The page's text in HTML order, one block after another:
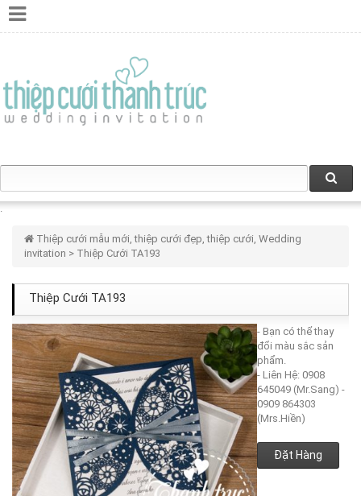
Thiệp cưới mẫu mới, thiệp cưới đẹp, thiệp cưới, Wedding
invitation > Thiệp Cưới TA193
Thiệp Cưới TA193
- Bạn có thể thay
đổi màu sắc sản
phẩm.
- Liên Hệ: 0908
645049 (Mr.Sang) -
0909 864303
(Mrs.Hiền)
Đặt Hàng